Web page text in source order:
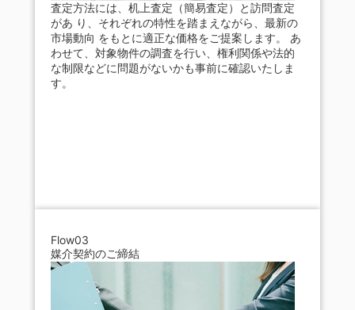
査定方法には、机上査定（簡易査定）と訪問査定
があ り、それぞれの特性を踏まえながら、最新の
市場動向 をもとに適正な価格をご提案します。 あ
わせて、対象物件の調査を行い、権利関係や法的
な制限などに問題がないかも事前に確認いたしま
す。
Flow03
媒介契約のご締結